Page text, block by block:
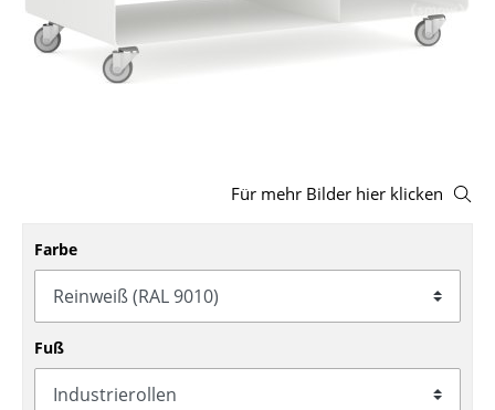
Hocker
Bänke & Liegen
Schaukelstühle
Bürodrehstühle
Konferenzstühle
Bürosessel
Für mehr Bilder hier klicken
Farbe
Fuß